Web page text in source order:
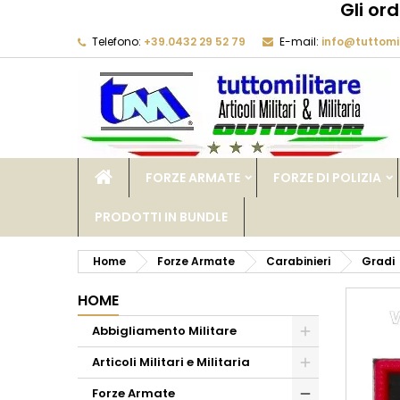
Gli
Telefono: +39.0432 29 52 79 E-mail:
FORZE ARMATE FORZE DI POLIZIA
PRODOTTI IN BUNDLE
Home Forze Armate Carabinieri Gradi
HOME
Abbigliamento Militare
Articoli Militari e Militaria
Forze Armate